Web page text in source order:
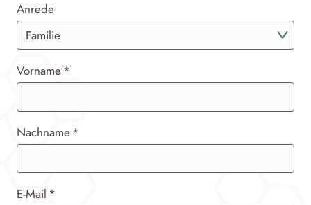
Anrede
Vorname
Nachname
E-Mail